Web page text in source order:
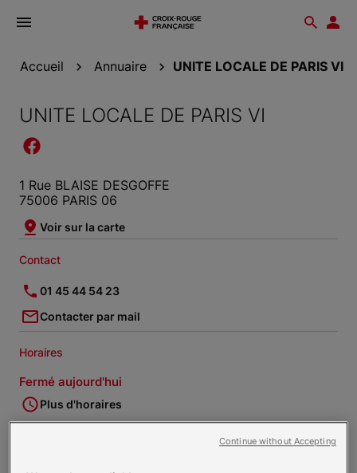
Ouvrir
Accueil Annuaire UNITE LOCALE DE PARIS VI
UNITE LOCALE DE PARIS VI
1 Rue BLAISE DESGOFFE
75006 PARIS 06
Voir sur la carte
Contact
01 45 44 54 23
Contacter par mail
Horaires
Fermé aujourd'hui
Plus d'horaires
Continue without Accepting